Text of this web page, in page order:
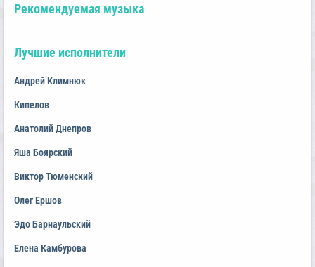
Рекомендуемая музыка
Лучшие исполнители
Андрей Климнюк
Кипелов
Анатолий Днепров
Яша Боярский
Виктор Тюменский
Олег Ершов
Эдо Барнаульский
Елена Камбурова